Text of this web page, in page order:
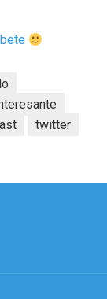
twitter